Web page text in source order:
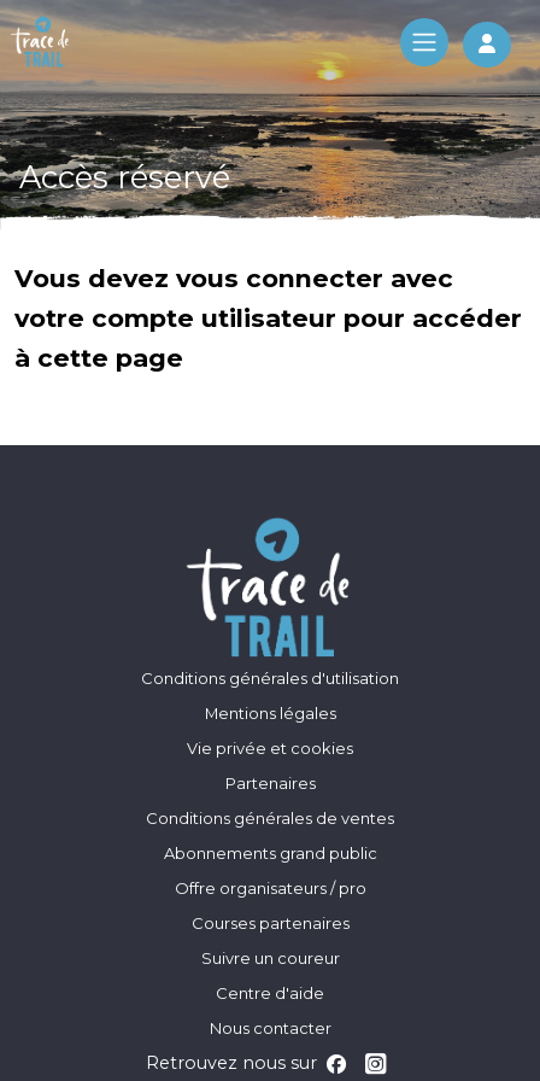
Log
Accès réservé
Vous devez vous connecter avec
votre compte utilisateur pour accéder
à cette page
Conditions générales d'utilisation
Mentions légales
Vie privée et cookies
Partenaires
Conditions générales de ventes
Abonnements grand public
Offre organisateurs / pro
Courses partenaires
Suivre un coureur
Centre d'aide
Nous contacter
Retrouvez nous sur